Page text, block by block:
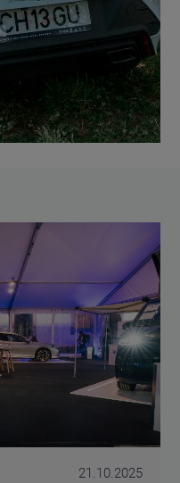
21.10.2025